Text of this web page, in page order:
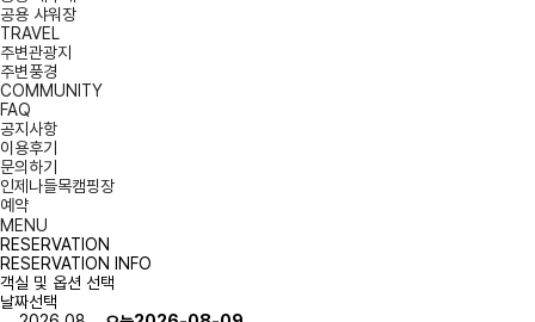
공용 샤워장
TRAVEL
주변관광지
주변풍경
COMMUNITY
FAQ
공지사항
이용후기
문의하기
인제나들목캠핑장
예약
MENU
RESERVATION
RESERVATION INFO
객실 및 옵션 선택
날짜선택